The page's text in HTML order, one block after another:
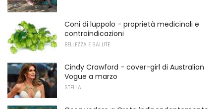
Coni di luppolo - proprietà medicinali e
controindicazioni
BELLEZZA E SALUTE
Cindy Crawford - cover-girl di Australian
Vogue a marzo
STELLA